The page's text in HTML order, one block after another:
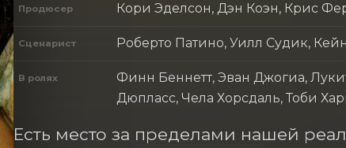
Продюсер Кори Эделсон, Дэн Коэн, Крис
Сценарист Роберто Патино, Уилл Судик,
В ролях
Финн Беннетт, Эван Джогиа,
Дюпласс, Чела Хорсдаль, Тоби
Есть место за пределами нашей